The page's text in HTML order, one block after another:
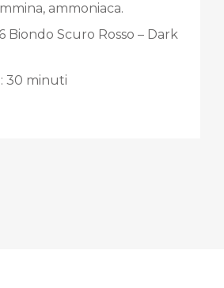
ammoniaca.
Biondo Scuro Rosso – Dark
30 minuti